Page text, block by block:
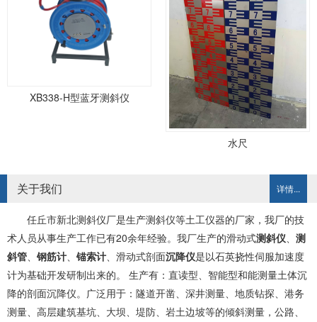
XB338-H型蓝牙测斜仪
水尺
详情...
关于我们
任丘市新北测斜仪厂是生产测斜仪等土工仪器的厂家，我厂的技
术人员从事生产工作已有20余年经验。我厂生产的滑动式测斜仪、 测
斜管、 钢筋计、 锚索计、滑动式剖面沉降仪是以石英挠性伺服加速度
计为基础开发研制出来的。 生产有：直读型、智能型和能测量土体沉
降的剖面沉降仪。广泛用于：隧道开凿、深井测量、地质钻探、港务
测量、高层建筑基坑、大坝、堤防、岩土边坡等的倾斜测量，公路、